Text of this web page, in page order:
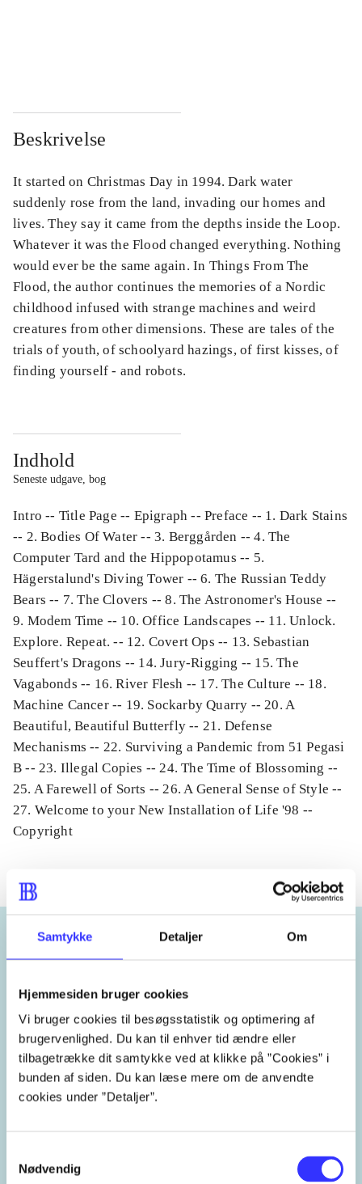
Samtykke Detaljer Om
Hjemmesiden bruger cookies
Vi bruger cookies til besøgsstatistik og optimering af
brugervenlighed. Du kan til enhver tid ændre eller
tilbagetrække dit samtykke ved at klikke på ”Cookies” i
bunden af siden. Du kan læse mere om de anvendte
cookies under ”Detaljer”.
Nødvendig
Beskrivelse
It started on Christmas Day in 1994. Dark water
suddenly rose from the land, invading our homes and
lives. They say it came from the depths inside the Loop.
Whatever it was the Flood changed everything. Nothing
would ever be the same again. In Things From The
Flood, the author continues the memories of a Nordic
childhood infused with strange machines and weird
creatures from other dimensions. These are tales of the
trials of youth, of schoolyard hazings, of first kisses, of
finding yourself - and robots.
Indhold
Seneste udgave, bog
Intro -- Title Page -- Epigraph -- Preface -- 1. Dark Stains
-- 2. Bodies Of Water -- 3. Berggården -- 4. The
Computer Tard and the Hippopotamus -- 5.
Hägerstalund's Diving Tower -- 6. The Russian Teddy
Bears -- 7. The Clovers -- 8. The Astronomer's House --
9. Modem Time -- 10. Office Landscapes -- 11. Unlock.
Explore. Repeat. -- 12. Covert Ops -- 13. Sebastian
Seuffert's Dragons -- 14. Jury-Rigging -- 15. The
Vagabonds -- 16. River Flesh -- 17. The Culture -- 18.
Machine Cancer -- 19. Sockarby Quarry -- 20. A
Beautiful, Beautiful Butterfly -- 21. Defense
Mechanisms -- 22. Surviving a Pandemic from 51 Pegasi
B -- 23. Illegal Copies -- 24. The Time of Blossoming --
25. A Farewell of Sorts -- 26. A General Sense of Style --
27. Welcome to your New Installation of Life '98 --
Copyright
Sverige 1990'erne